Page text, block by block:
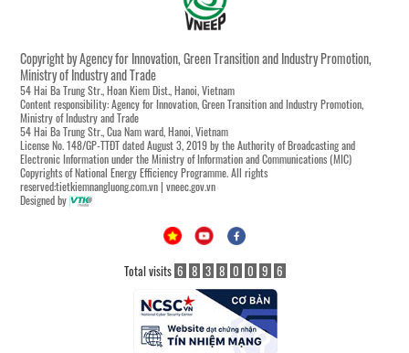
Copyright by Agency for Innovation, Green Transition and Industry Promotion,
Ministry of Industry and Trade
54 Hai Ba Trung Str., Hoan Kiem Dist., Hanoi, Vietnam
Content responsibility: Agency for Innovation, Green Transition and Industry Promotion,
Ministry of Industry and Trade
54 Hai Ba Trung Str., Cua Nam ward, Hanoi, Vietnam
License No. 148/GP-TTĐT dated August 3, 2019 by the Authority of Broadcasting and
Electronic Information under the Ministry of Information and Communications (MIC)
Copyrights of National Energy Efficiency Programme. All rights
reserved:tietkiemnangluong.com.vn | vneec.gov.vn
Designed by
Total visits 6 8 3 8 0 0 9 6